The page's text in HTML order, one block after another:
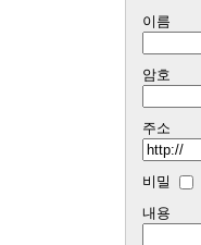
이름
암호
주소
비밀
내용